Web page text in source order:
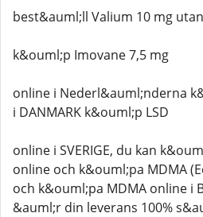
best&auml;ll Valium 10 mg
k&ouml;p Imovane 7,5 mg
online i Nederl&auml;nderna
i DANMARK k&ouml;p LSD
online i SVERIGE, du kan
online och k&ouml;pa MDMA
och k&ouml;pa MDMA online i
&auml;r din leverans 100%